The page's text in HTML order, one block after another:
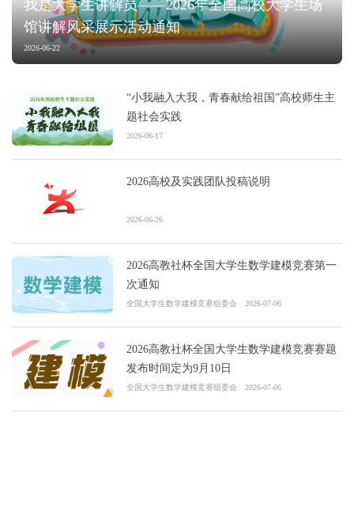
我是大学生讲解员——2026年全国高校大学生场
馆讲解风采展示活动通知
2026-06-22
“小我融入大我，青春献给祖国”高校师生主
题社会实践
2026-06-17
2026高校及实践团队投稿说明
2026-06-26
2026高教社杯全国大学生数学建模竞赛第一
次通知
全国大学生数学建模竞赛组委会 2026-07-06
2026高教社杯全国大学生数学建模竞赛赛题
发布时间定为9月10日
全国大学生数学建模竞赛组委会 2026-07-06